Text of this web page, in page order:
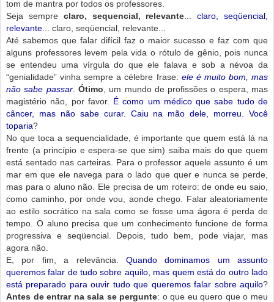
tom de mantra por todos os professores.
Seja sempre claro, sequencial, relevante ...claro, seqüencial,
relevante ... claro, seqüencial, relevante...
Até sabemos que falar difícil faz o maior sucesso e faz com que
alguns professores levem pela vida o rótulo de gênio, pois nunca
se entendeu uma vírgula do que ele falava e sob a névoa da
“genialidade” vinha sempre a célebre frase: ele é muito bom, mas
não sabe passar. Ótimo , um mundo de profissões o espera, mas
magistério não, por favor. É como um médico que sabe tudo de
câncer, mas não sabe curar. Caiu na mão dele, morreu. Você
toparia?
No que toca a sequencialidade, é importante que quem está lá na
frente (a princípio e espera-se que sim) saiba mais do que quem
está sentado nas carteiras. Para o professor aquele assunto é um
mar em que ele navega para o lado que quer e nunca se perde,
mas para o aluno não. Ele precisa de um roteiro: de onde eu saio,
como caminho, por onde vou, aonde chego. Falar aleatoriamente
ao estilo socrático na sala como se fosse uma ágora é perda de
tempo. O aluno precisa que um conhecimento funcione de forma
progressiva e seqüencial. Depois, tudo bem, pode viajar, mas
agora não.
E, por fim, a relevância. Quando dominamos um assunto
queremos falar de tudo sobre aquilo, mas quem está do outro lado
está preparado para ouvir tudo que queremos falar sobre aquilo?
Antes de entrar na sala se pergunte: o que eu quero que o meu